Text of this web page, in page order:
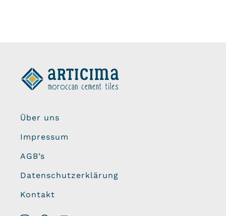
Über uns
Impressum
AGB’s
Datenschutzerklärung
Kontakt